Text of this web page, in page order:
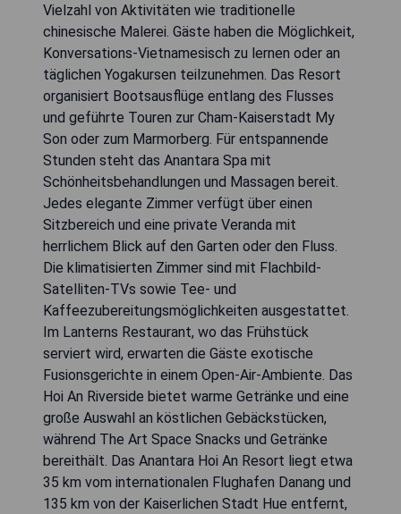
Vielzahl von Aktivitäten wie traditionelle
chinesische Malerei. Gäste haben die Möglichkeit,
Konversations-Vietnamesisch zu lernen oder an
täglichen Yogakursen teilzunehmen. Das Resort
organisiert Bootsausflüge entlang des Flusses
und geführte Touren zur Cham-Kaiserstadt My
Son oder zum Marmorberg. Für entspannende
Stunden steht das Anantara Spa mit
Schönheitsbehandlungen und Massagen bereit.
Jedes elegante Zimmer verfügt über einen
Sitzbereich und eine private Veranda mit
herrlichem Blick auf den Garten oder den Fluss.
Die klimatisierten Zimmer sind mit Flachbild-
Satelliten-TVs sowie Tee- und
Kaffeezubereitungsmöglichkeiten ausgestattet.
Im Lanterns Restaurant, wo das Frühstück
serviert wird, erwarten die Gäste exotische
Fusionsgerichte in einem Open-Air-Ambiente. Das
Hoi An Riverside bietet warme Getränke und eine
große Auswahl an köstlichen Gebäckstücken,
während The Art Space Snacks und Getränke
bereithält. Das Anantara Hoi An Resort liegt etwa
35 km vom internationalen Flughafen Danang und
135 km von der Kaiserlichen Stadt Hue entfernt,